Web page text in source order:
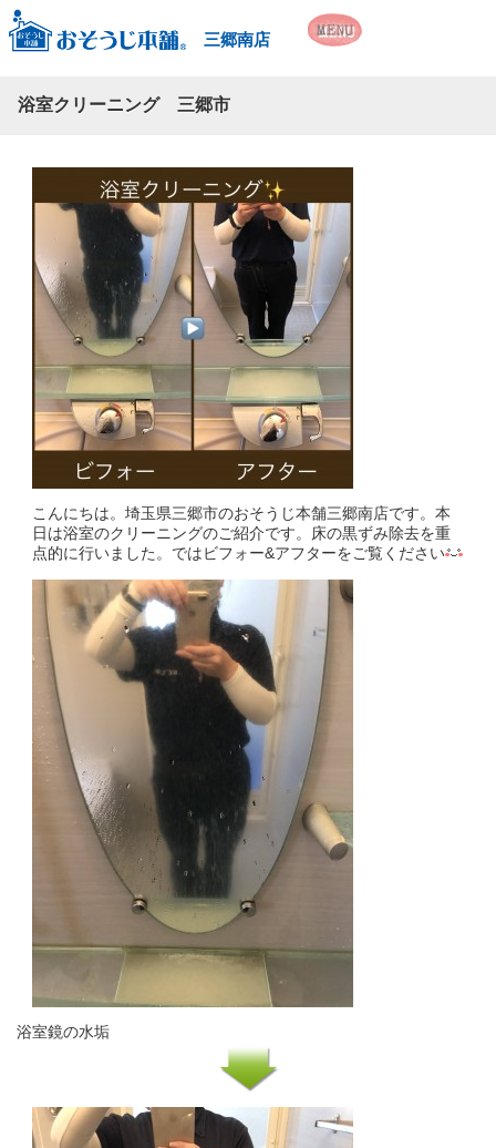
三郷南店
浴室クリーニング 三郷市
こんにちは。埼玉県三郷市のおそうじ本舗三郷南店です。本
日は浴室のクリーニングのご紹介です。床の黒ずみ除去を重
点的に行いました。ではビフォー&アフターをご覧ください
浴室鏡の水垢